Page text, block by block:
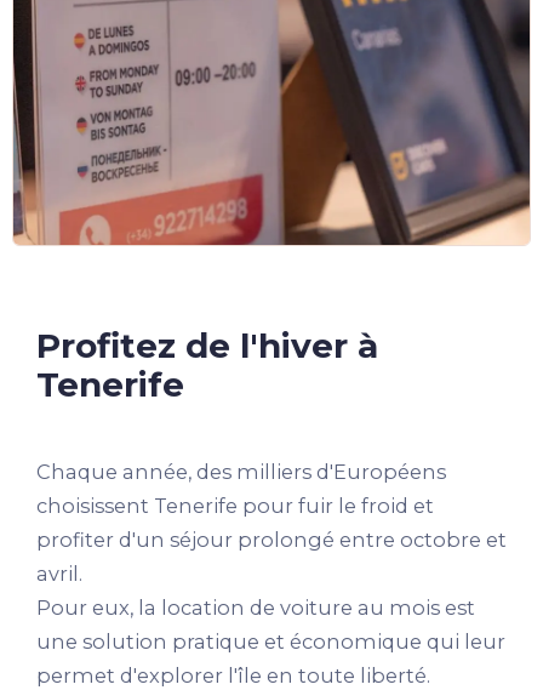
Profitez de l'hiver à
Tenerife
Chaque année, des milliers d'Européens
choisissent Tenerife pour fuir le froid et
profiter d'un séjour prolongé entre octobre et
avril.
Pour eux, la location de voiture au mois est
une solution pratique et économique qui leur
permet d'explorer l'île en toute liberté.